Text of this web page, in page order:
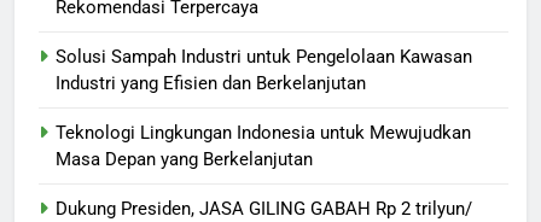
Rekomendasi Terpercaya
Solusi Sampah Industri untuk Pengelolaan Kawasan
Industri yang Efisien dan Berkelanjutan
Teknologi Lingkungan Indonesia untuk Mewujudkan
Masa Depan yang Berkelanjutan
Dukung Presiden, JASA GILING GABAH Rp 2 trilyun/